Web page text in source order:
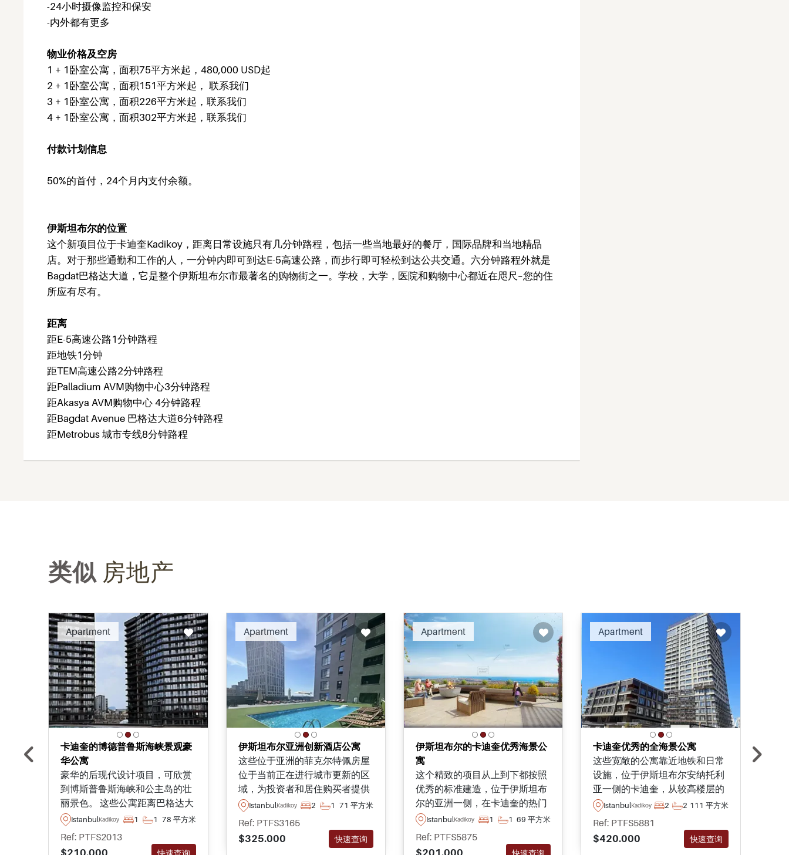
-24小时摄像监控和保安
-内外都有更多
物业价格及空房
1 + 1卧室公寓，面积75平方米起，480,000 USD起
2 + 1卧室公寓，面积151平方米起， 联系我们
3 + 1卧室公寓，面积226平方米起，联系我们
4 + 1卧室公寓，面积302平方米起，联系我们
付款计划信息
50%的首付，24个月内支付余额。
伊斯坦布尔的位置
这个新项目位于卡迪奎Kadikoy，距离日常设施只有几分钟路程，包括一些当地最好的餐厅，国际品牌和当地精品
店。对于那些通勤和工作的人，一分钟内即可到达E-5高速公路，而步行即可轻松到达公共交通。六分钟路程外就是
Bagdat巴格达大道，它是整个伊斯坦布尔市最著名的购物街之一。学校，大学，医院和购物中心都近在咫尺–您的住
所应有尽有。
距离
距E-5高速公路1分钟路程
距地铁1分钟
距TEM高速公路2分钟路程
距Palladium AVM购物中心3分钟路程
距Akasya AVM购物中心 4分钟路程
距Bagdat Avenue 巴格达大道6分钟路程
距Metrobus 城市专线8分钟路程
类似 房地产
Apartment
Recommended
卡迪奎的博德普鲁斯海峡景观豪
华公寓
豪华的后现代设计项目，可欣赏
到博斯普鲁斯海峡和公主岛的壮
丽景色。 这些公寓距离巴格达大
道仅数分钟路程，并设有购物中
心和更多其他设施。
IstanbulKadikoy 1 1 78 平方米
Ref: PTFS2013
$210.000
快速查询
Apartment
Recommended
伊斯坦布尔亚洲创新酒店公寓
这些位于亚洲的菲克尔特佩房屋
位于当前正在进行城市更新的区
域，为投资者和居住购买者提供
了所有便利，包括供居民日常使
用的五星级社交和公共设施。
IstanbulKadikoy 2 1 71 平方米
Ref: PTFS3165
$325.000
快速查询
Apartment
Recommended
伊斯坦布尔的卡迪奎优秀海景公
寓
这个精致的项目从上到下都按照
优秀的标准建造，位于伊斯坦布
尔的亚洲一侧，在卡迪奎的热门
地区，从较高楼层的公寓可以享
受到巨大的海景。
IstanbulKadikoy 1 1 69 平方米
Ref: PTFS5875
$201.000
快速查询
Apartment
Recommended
卡迪奎优秀的全海景公寓
这些宽敞的公寓靠近地铁和日常
设施，位于伊斯坦布尔安纳托利
亚一侧的卡迪奎，从较高楼层的
单位可以看到海景--今天就咨
询，以确保你的最佳价格。
IstanbulKadikoy 2 2 111 平方米
Ref: PTFS5881
$420.000
快速查询